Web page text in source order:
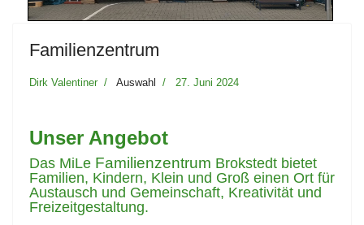
Familienzentrum
Dirk Valentiner Auswahl 27. Juni 2024
Unser Angebot
Das MiLe Familienzentrum Brokstedt bietet
Familien, Kindern, Klein und Groß einen Ort für
Austausch und Gemeinschaft, Kreativität und
Freizeitgestaltung.